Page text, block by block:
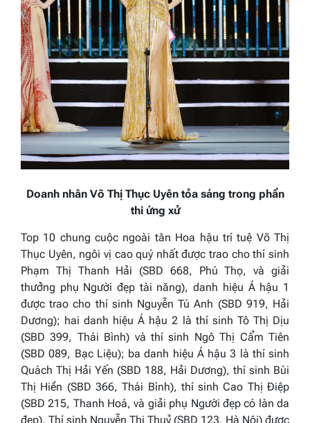
Doanh nhân Võ Thị Thục Uyên tỏa sáng trong phần
thi ứng xử
Top 10 chung cuộc ngoài tân Hoa hậu trí tuệ Võ Thị
Thục Uyên, ngôi vị cao quý nhất được trao cho thí sinh
Phạm Thị Thanh Hải (SBD 668, Phú Thọ, và giải
thưởng phụ Người đẹp tài năng), danh hiệu Á hậu 1
được trao cho thí sinh Nguyễn Tú Anh (SBD 919, Hải
Dương); hai danh hiệu Á hậu 2 là thí sinh Tô Thị Dịu
(SBD 399, Thái Bình) và thí sinh Ngô Thị Cẩm Tiên
(SBD 089, Bạc Liệu); ba danh hiệu Á hậu 3 là thí sinh
Quách Thị Hải Yến (SBD 188, Hải Dương), thí sinh Bùi
Thị Hiền (SBD 366, Thái Bình), thí sinh Cao Thị Điệp
(SBD 215, Thanh Hoá, và giải phụ Người đẹp có làn da
đẹp). Thí sinh Nguyễn Thị Thuỷ (SBD 123, Hà Nội) được